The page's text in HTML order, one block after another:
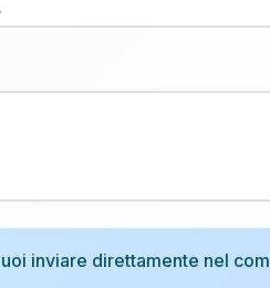
inviare direttamente nel